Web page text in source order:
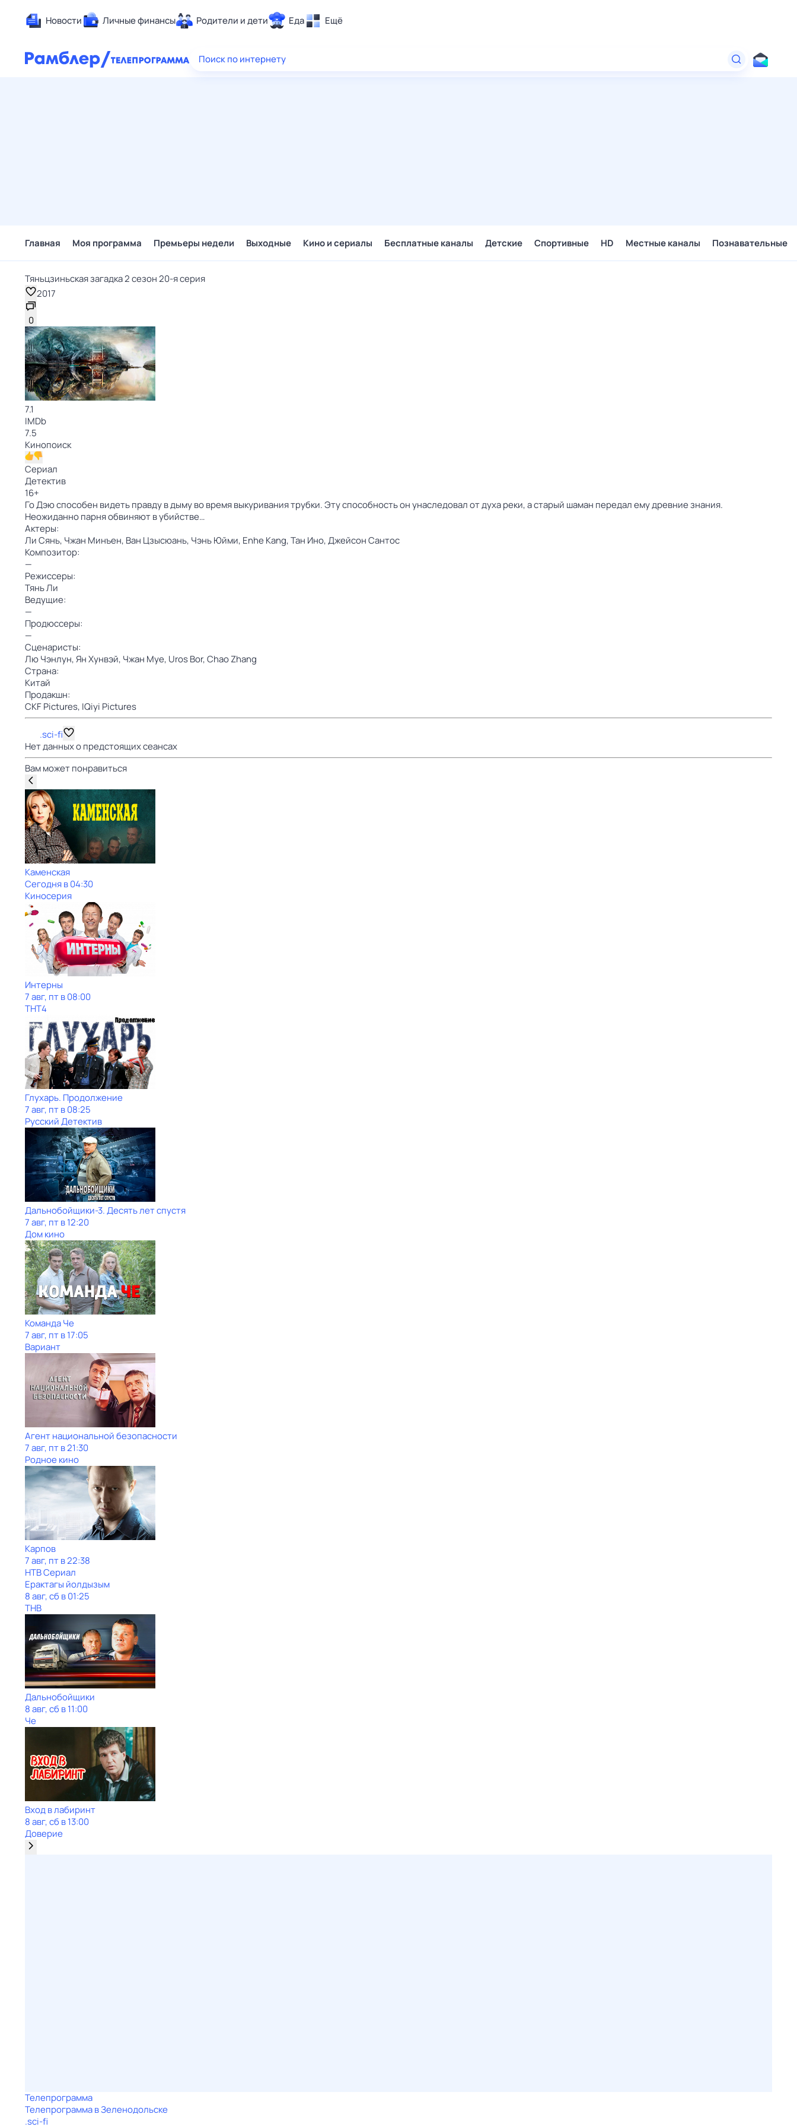
Новости Личные финансы Родители и дети Еда Ещё
Здоровье
Поиск по интернету
Главная Моя программа Премьеры недели Выходные Кино и сериалы Бесплатные каналы Детские Спортивные HD Местные каналы Познавательные
Тяньцзиньская загадка 2 сезон 20-я серия
2017
0
7.1
IMDb
7.5
Кинопоиск
Сериал
Детектив
16+
Го Дэю способен видеть правду в дыму во время выкуривания трубки. Эту способность он унаследовал от духа реки, а старый шаман передал ему древние знания.
Неожиданно парня обвиняют в убийстве…
Актеры:
Ли Сянь, Чжан Минъен, Ван Цзысюань, Чэнь Юйми, Enhe Kang,Тан Ино,Джейсон Сантос
Композитор:
—
Режиссеры:
Тянь Ли
Ведущие:
—
Продюссеры:
—
Сценаристы:
Лю Чэнлун,Ян Хунвэй, Чжан Муе, Uros Bor,Chao Zhang
Страна:
Китай
Продакшн:
CKF Pictures, IQiyi Pictures
.sci-fi
Нет данных о предстоящих сеансах
Вам может понравиться
Каменская
Сегодня в 04:30
Киносерия
Интерны
7 авг, пт в 08:00
ТНТ4
Глухарь. Продолжение
7 авг, пт в 08:25
Русский Детектив
Дальнобойщики-3. Десять лет спустя
7 авг, пт в 12:20
Дом кино
Команда Че
7 авг, пт в 17:05
Вариант
Агент национальной безопасности
7 авг, пт в 21:30
Родное кино
Карпов
7 авг, пт в 22:38
НТВ Сериал
Ерактагы йолдызым
8 авг, сб в 01:25
ТНВ
Дальнобойщики
8 авг, сб в 11:00
Че
Вход в лабиринт
8 авг, сб в 13:00
Доверие
Телепрограмма
Телепрограмма в Зеленодольске
.sci-fi